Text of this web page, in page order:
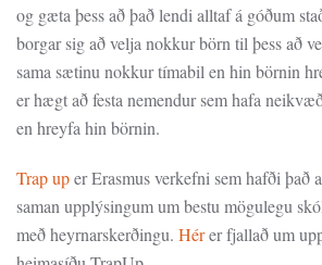
og gæta þess að það lendi alltaf á góðum
borgar sig að velja nokkur börn til þess að
sama sætinu nokkur tímabil en hin börnin
er hægt að festa nemendur sem hafa
en hreyfa hin börnin.
Trap uper Erasmus verkefni sem hafði það
saman upplýsingum um bestu mögulegu
með heyrnarskerðingu. Hérer fjallað um